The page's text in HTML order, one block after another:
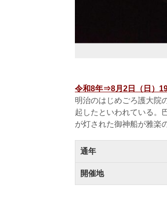
令和8年⇒8月2日（日）
明治のはじめごろ護大院
起したといわれている。
が灯された御神船が雅楽
通年
開催地